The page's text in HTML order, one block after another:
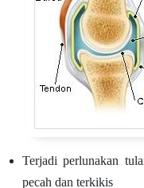
Terjadi perlunakan
pecah dan terkikis